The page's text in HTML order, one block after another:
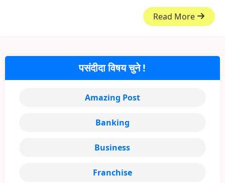
Read More
पसंदीदा विषय चुने !
Amazing Post
Banking
Business
Franchise